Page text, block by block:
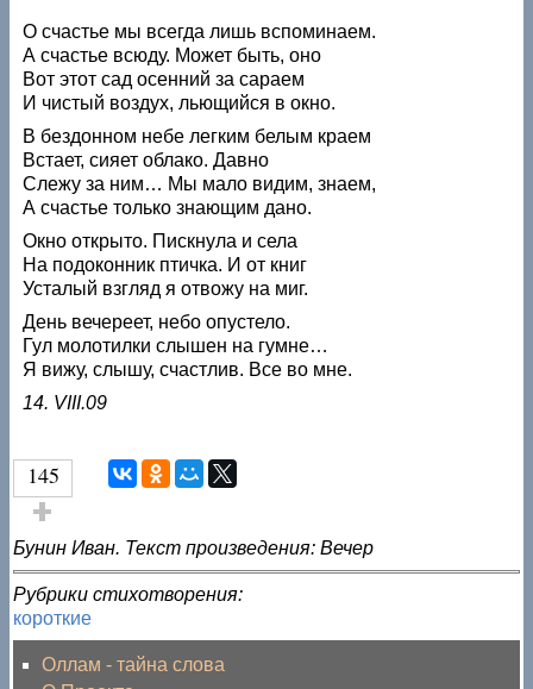
О счастье мы всегда лишь вспоминаем.
А счастье всюду. Может быть, оно
Вот этот сад осенний за сараем
И чистый воздух, льющийся в окно.
В бездонном небе легким белым краем
Встает, сияет облако. Давно
Слежу за ним… Мы мало видим, знаем,
А счастье только знающим дано.
Окно открыто. Пискнула и села
На подоконник птичка. И от книг
Усталый взгляд я отвожу на миг.
День вечереет, небо опустело.
Гул молотилки слышен на гумне…
Я вижу, слышу, счастлив. Все во мне.
14. VIII.09
145
Голос за!
Бунин Иван. Текст произведения: Вечер
Рубрики стихотворения:
короткие
Оллам - тайна слова